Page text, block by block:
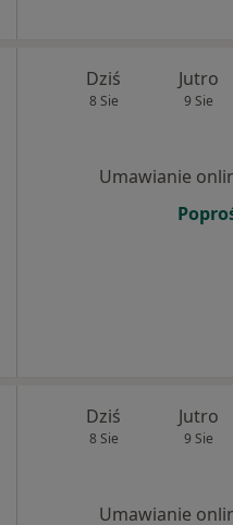
Dziś
8 Sie
Jutro
9 Sie
Umawianie
Dziś
8 Sie
Jutro
9 Sie
Umawianie